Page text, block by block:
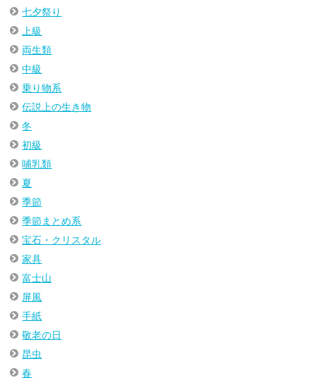
七夕祭り
上級
両生類
中級
乗り物系
伝説上の生き物
冬
初級
哺乳類
夏
季節
季節まとめ系
宝石・クリスタル
家具
富士山
屏風
手紙
敬老の日
昆虫
春